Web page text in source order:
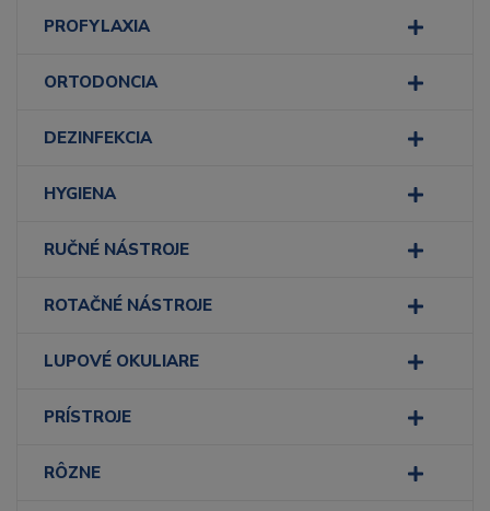
PROFYLAXIA
ORTODONCIA
DEZINFEKCIA
HYGIENA
RUČNÉ NÁSTROJE
ROTAČNÉ NÁSTROJE
LUPOVÉ OKULIARE
PRÍSTROJE
RÔZNE